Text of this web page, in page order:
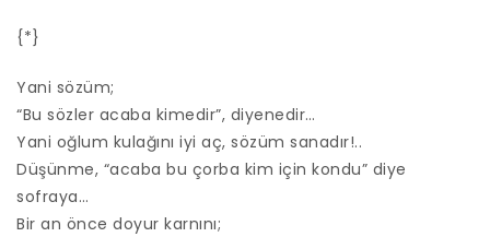
{*}
Yani sözüm;
“Bu sözler acaba kimedir”, diyenedir…
Yani oğlum kulağını iyi aç, sözüm sanadır!..
Düşünme, “acaba bu çorba kim için kondu” diye
sofraya…
Bir an önce doyur karnını;